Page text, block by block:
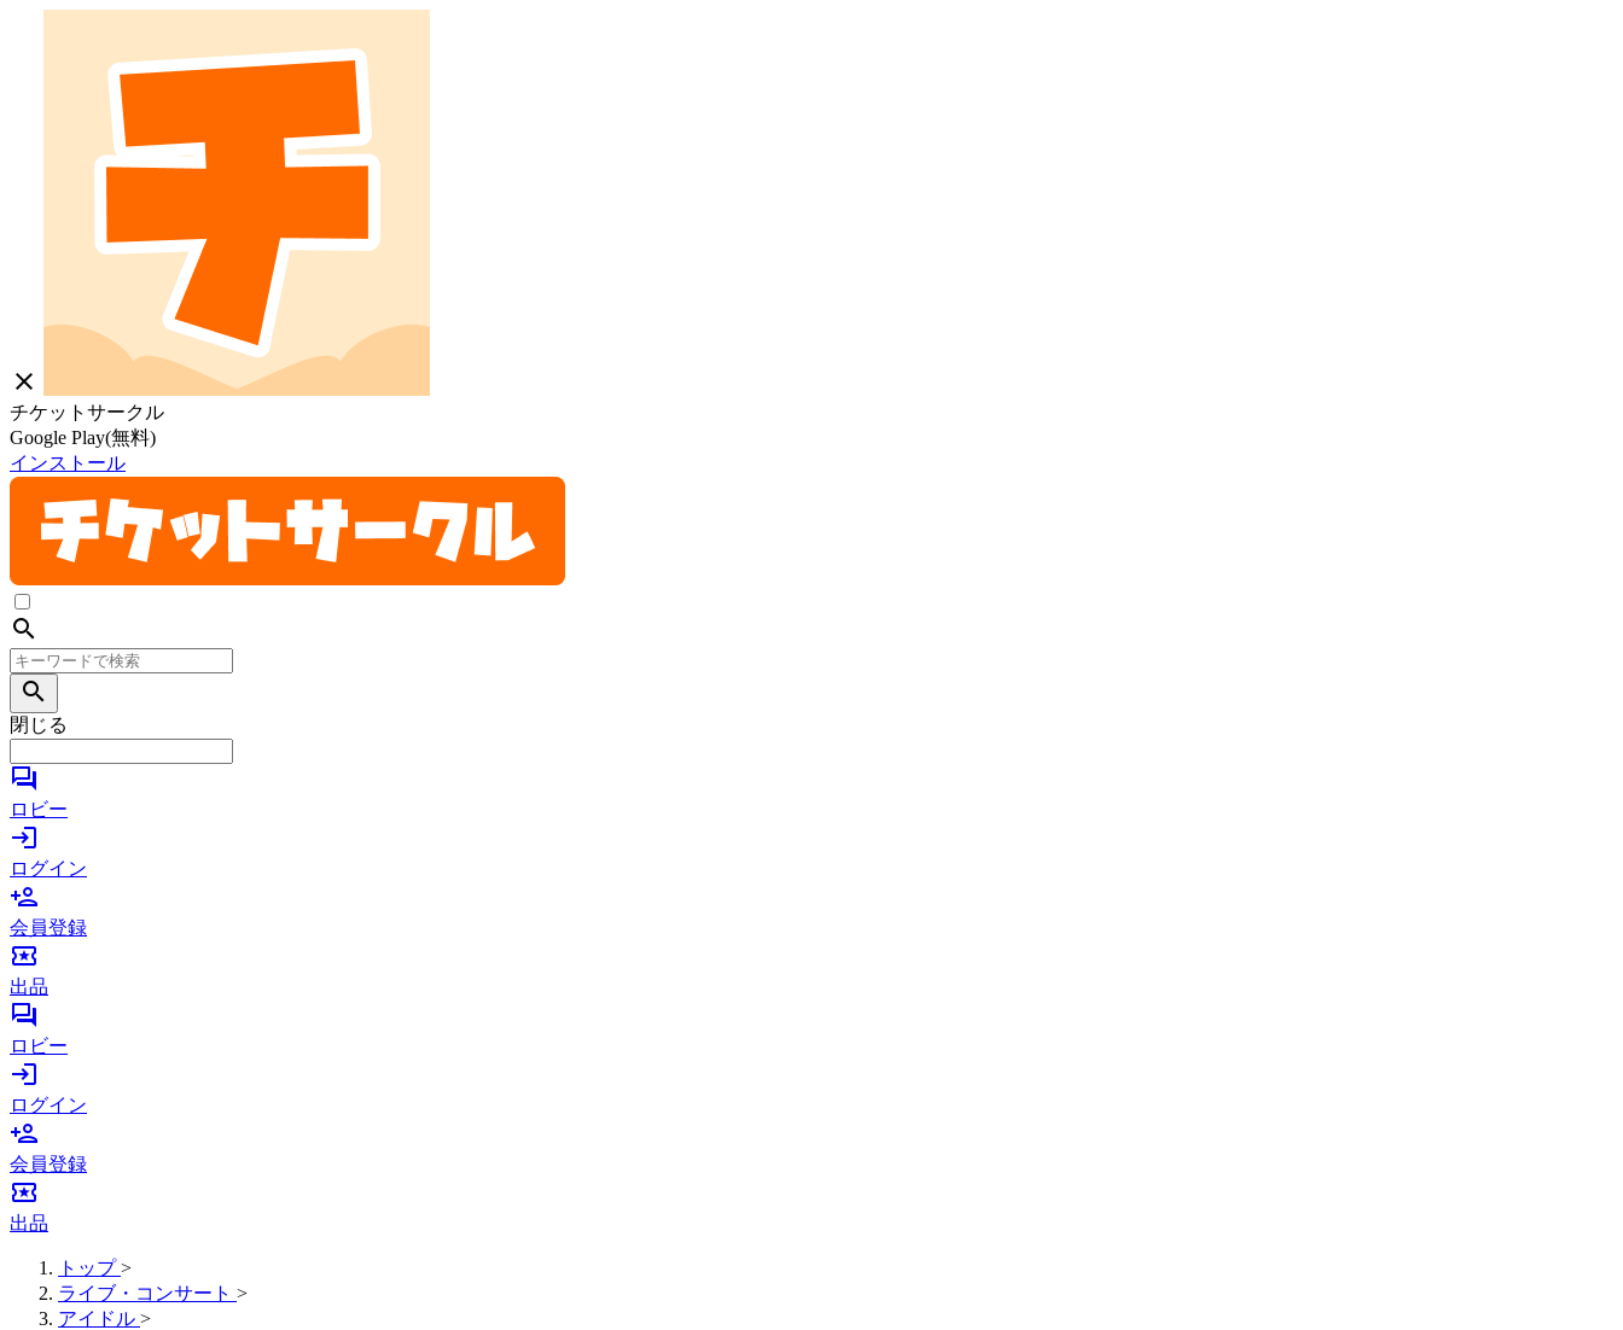
close
チケットサークル
Google Play(無料)
インストール
search
search
閉じる
forum
ロビー
login
ログイン
person_add
会員登録
local_activity
出品
forum
ロビー
login
ログイン
person_add
会員登録
local_activity
出品
トップ >
ライブ・コンサート >
アイドル >